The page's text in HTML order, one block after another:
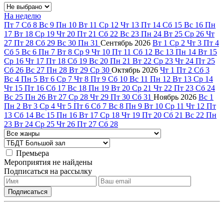
На неделю
Пт 7 Сб 8 Вс 9 Пн 10 Вт 11 Ср 12 Чт 13 Пт 14 Сб 15 Вс 16 Пн
17 Вт 18 Ср 19 Чт 20 Пт 21 Сб 22 Вс 23 Пн 24 Вт 25 Ср 26 Чт
27 Пт 28 Сб 29 Вс 30 Пн 31 Сентябрь 2026 Вт 1 Ср 2 Чт 3 Пт 4
Сб 5 Вс 6 Пн 7 Вт 8 Ср 9 Чт 10 Пт 11 Сб 12 Вс 13 Пн 14 Вт 15
Ср 16 Чт 17 Пт 18 Сб 19 Вс 20 Пн 21 Вт 22 Ср 23 Чт 24 Пт 25
Сб 26 Вс 27 Пн 28 Вт 29 Ср 30 Октябрь 2026 Чт 1 Пт 2 Сб 3
Вс 4 Пн 5 Вт 6 Ср 7 Чт 8 Пт 9 Сб 10 Вс 11 Пн 12 Вт 13 Ср 14
Чт 15 Пт 16 Сб 17 Вс 18 Пн 19 Вт 20 Ср 21 Чт 22 Пт 23 Сб 24
Вс 25 Пн 26 Вт 27 Ср 28 Чт 29 Пт 30 Сб 31 Ноябрь 2026 Вс 1
Пн 2 Вт 3 Ср 4 Чт 5 Пт 6 Сб 7 Вс 8 Пн 9 Вт 10 Ср 11 Чт 12 Пт
13 Сб 14 Вс 15 Пн 16 Вт 17 Ср 18 Чт 19 Пт 20 Сб 21 Вс 22 Пн
23 Вт 24 Ср 25 Чт 26 Пт 27 Сб 28
Премьера
Мероприятия не найдены
Подписаться на рассылку